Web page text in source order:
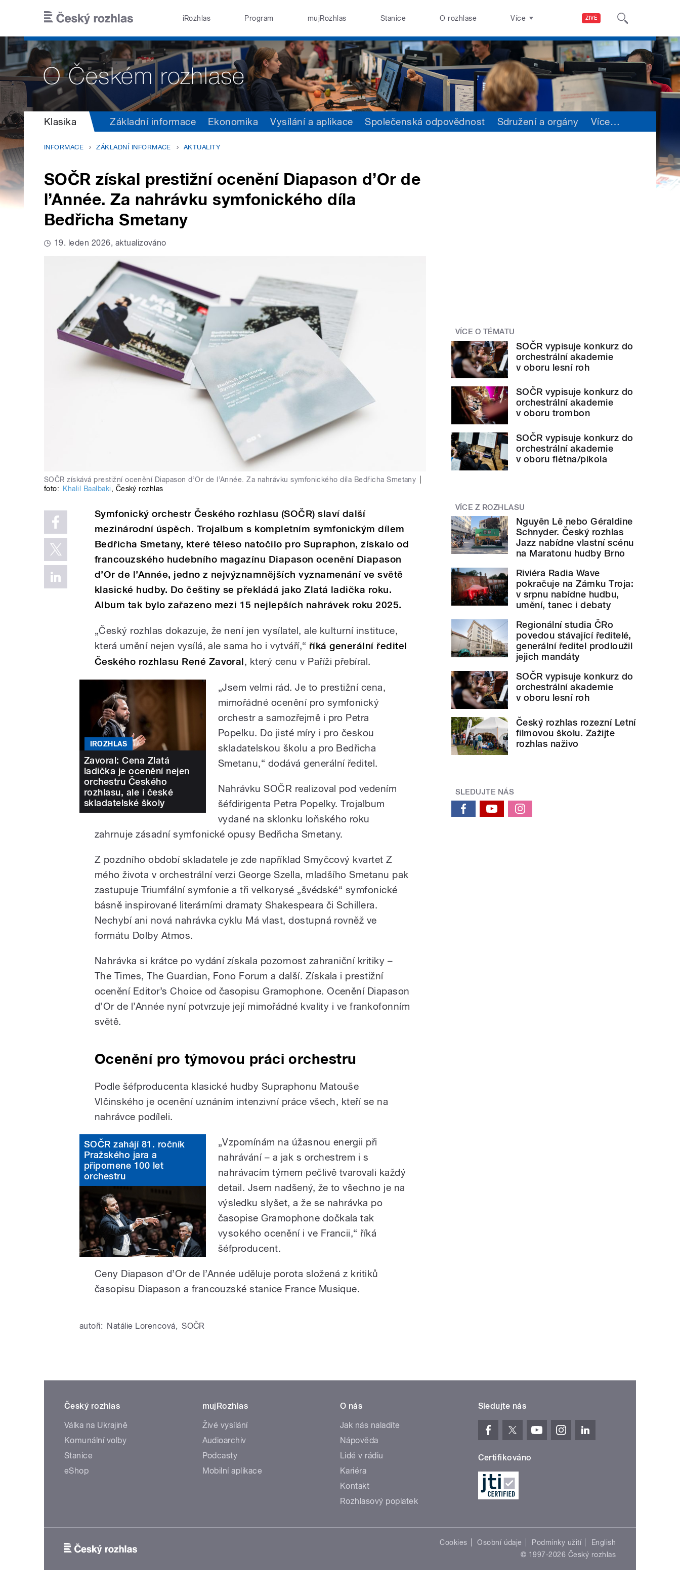
ŽIVĚ
iRozhlas Program mujRozhlas Stanice O rozhlase Více
Klasika Základní informace Ekonomika Vysílání a aplikace Společenská odpovědnost Sdružení a orgány Více…
INFORMACE ZÁKLADNÍ INFORMACE AKTUALITY
SOČR získal prestižní ocenění Diapason d’Or de
l’Année. Za nahrávku symfonického díla
Bedřicha Smetany
19. leden 2026, aktualizováno
SOČR získává prestižní ocenění Diapason d’Or de l’Année. Za nahrávku symfonického díla Bedřicha Smetany
foto:
Khalil Baalbaki, Český rozhlas
Symfonický orchestr Českého rozhlasu (SOČR) slaví další
mezinárodní úspěch. Trojalbum s kompletním symfonickým dílem
Bedřicha Smetany, které těleso natočilo pro Supraphon, získalo od
francouzského hudebního magazínu Diapason ocenění Diapason
d’Or de l’Année, jedno z nejvýznamnějších vyznamenání ve světě
klasické hudby. Do češtiny se překládá jako Zlatá ladička roku.
Album tak bylo zařazeno mezi 15 nejlepších nahrávek roku 2025.
„Český rozhlas dokazuje, že není jen vysílatel, ale kulturní instituce,
která umění nejen vysílá, ale sama ho i vytváří,“ říká generální ředitel
Českého rozhlasu René Zavoral, který cenu v Paříži přebíral.
IROZHLAS
Zavoral: Cena Zlatá
ladička je ocenění nejen
orchestru Českého
rozhlasu, ale i české
skladatelské školy
„Jsem velmi rád. Je to prestižní cena,
mimořádné ocenění pro symfonický
orchestr a samozřejmě i pro Petra
Popelku. Do jisté míry i pro českou
skladatelskou školu a pro Bedřicha
Smetanu,“ dodává generální ředitel.
Nahrávku SOČR realizoval pod vedením
šéfdirigenta Petra Popelky. Trojalbum
vydané na sklonku loňského roku
zahrnuje zásadní symfonické opusy Bedřicha Smetany.
Z pozdního období skladatele je zde například Smyčcový kvartet Z
mého života v orchestrální verzi George Szella, mladšího Smetanu pak
zastupuje Triumfální symfonie a tři velkorysé „švédské“ symfonické
básně inspirované literárními dramaty Shakespeara či Schillera.
Nechybí ani nová nahrávka cyklu Má vlast, dostupná rovněž ve
formátu Dolby Atmos.
Nahrávka si krátce po vydání získala pozornost zahraniční kritiky –
The Times, The Guardian, Fono Forum a další. Získala i prestižní
ocenění Editor’s Choice od časopisu Gramophone. Ocenění Diapason
d’Or de l’Année nyní potvrzuje její mimořádné kvality i ve frankofonním
světě.
Ocenění pro týmovou práci orchestru
Podle šéfproducenta klasické hudby Supraphonu Matouše
Vlčinského je ocenění uznáním intenzivní práce všech, kteří se na
nahrávce podíleli.
SOČR zahájí 81. ročník
Pražského jara a
připomene 100 let
orchestru
„Vzpomínám na úžasnou energii při
nahrávání – a jak s orchestrem i s
nahrávacím týmem pečlivě tvarovali každý
detail. Jsem nadšený, že to všechno je na
výsledku slyšet, a že se nahrávka po
časopise Gramophone dočkala tak
vysokého ocenění i ve Francii,“ říká
šéfproducent.
Ceny Diapason d’Or de l’Année uděluje porota složená z kritiků
časopisu Diapason a francouzské stanice France Musique.
autoři: Natálie Lorencová, SOČR
VÍCE O TÉMATU
SOČR vypisuje konkurz do
orchestrální akademie
v oboru lesní roh
SOČR vypisuje konkurz do
orchestrální akademie
v oboru trombon
SOČR vypisuje konkurz do
orchestrální akademie
v oboru flétna/pikola
VÍCE Z ROZHLASU
Nguyên Lê nebo Géraldine
Schnyder. Český rozhlas
Jazz nabídne vlastní scénu
na Maratonu hudby Brno
Riviéra Radia Wave
pokračuje na Zámku Troja:
v srpnu nabídne hudbu,
umění, tanec i debaty
Regionální studia ČRo
povedou stávající ředitelé,
generální ředitel prodloužil
jejich mandáty
SOČR vypisuje konkurz do
orchestrální akademie
v oboru lesní roh
Český rozhlas rozezní Letní
filmovou školu. Zažijte
rozhlas naživo
SLEDUJTE NÁS
Český rozhlas
Válka na Ukrajině
Komunální volby
Stanice
eShop
mujRozhlas
Živé vysílání
Audioarchiv
Podcasty
Mobilní aplikace
O nás
Jak nás naladíte
Nápověda
Lidé v rádiu
Kariéra
Kontakt
Rozhlasový poplatek
Sledujte nás
Certifikováno
Cookies Osobní údaje Podmínky užití
English
© 1997-2026 Český rozhlas